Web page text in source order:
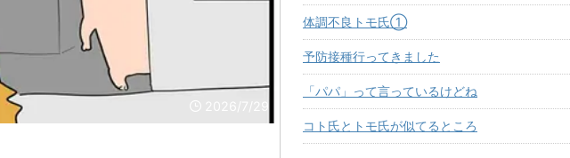
2026/7/29
体調不良トモ氏①
予防接種行ってきました
「パパ」って言っているけどね
コト氏とトモ氏が似てるところ